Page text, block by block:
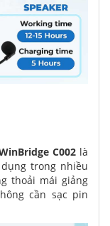
C002 là
trong nhiều
thoải mái giảng
cần sạc pin